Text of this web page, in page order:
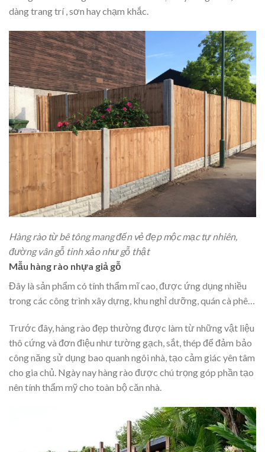
dàng trang trí , sơn hay chạm khắc.
Hàng rào từ bê tông mang đến vẻ đẹp mộc mạc tự nhiên,
đường vân gỗ tinh xảo như gỗ thật
Mẫu hàng rào nhựa giả gỗ
Đây là sản phẩm có tính thẩm mĩ cao, được ứng dụng nhiều
trong các công trình xây dựng, khu nghỉ dưỡng, quán cà phê…
Trước đây, hàng rào đẹp thường được làm từ những vật liệu
thô cứng và đơn điệu như tường gạch, sắt, thép để đảm bảo
công năng sử dụng bao quanh ngôi nhà, tạo cảm giác yên tâm
cho gia chủ. Ngày nay hàng rào được chú trọng góp phần tạo
nên tính thẩm mỹ cho toàn bộ căn nhà.